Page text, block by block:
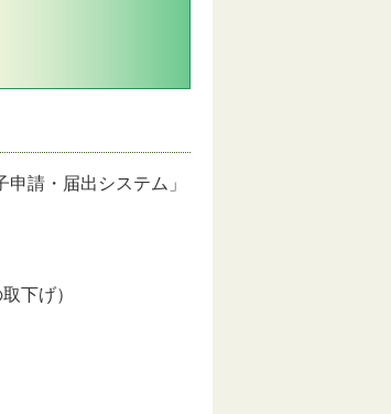
請・届出システム」
下げ）